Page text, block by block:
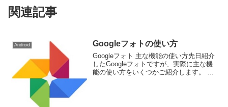
関連記事
Android Googleフォトの使い方
Googleフォト 主な機能の使い方先日紹介
したGoogleフォトですが、実際に主な機
能の使い方をいくつかご紹介します。 初